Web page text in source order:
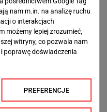
w towarzystwie lampki
czyli ta portugalska
portugalska. Też
usiąść w fotelu i
kanapki też cieszą się
ofercie posiadamy
nie postrzegają nas tylko